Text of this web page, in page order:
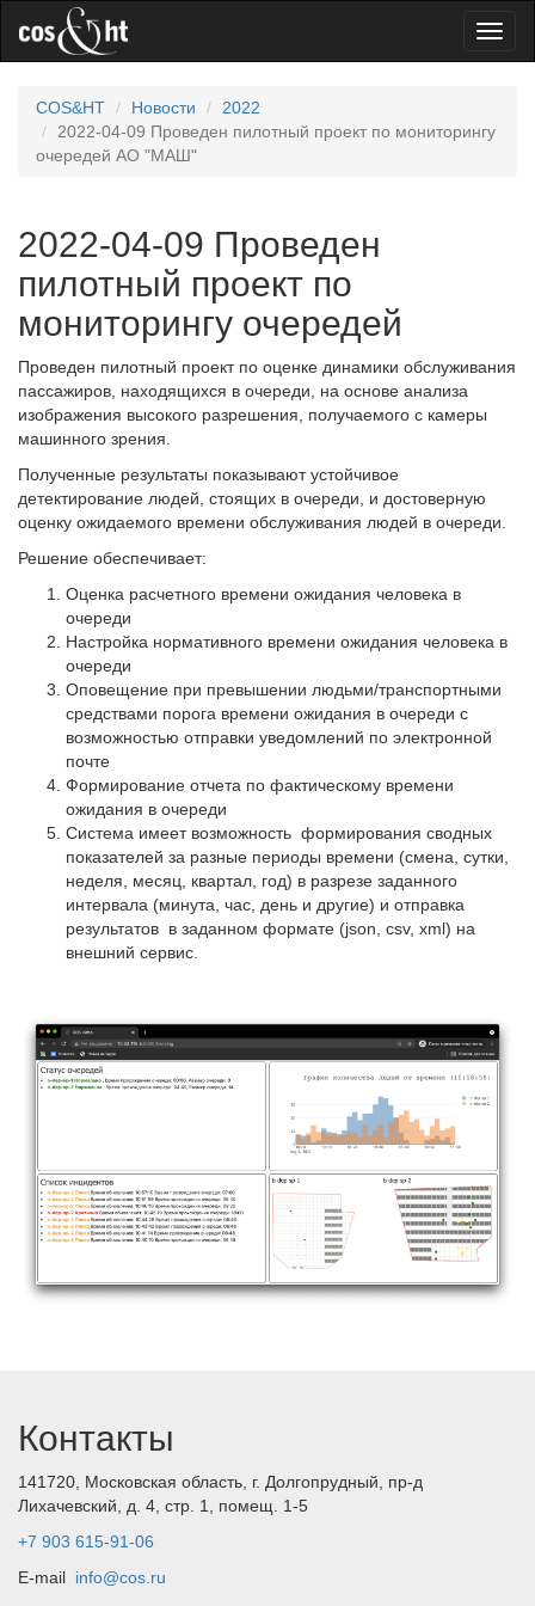
COS&HT Новости
2022
2022-04-09 Проведен пилотный проект по мониторингу
очередей АО "МАШ"
2022-04-09 Проведен
пилотный проект по
мониторингу очередей
Проведен пилотный проект по оценке динамики обслуживания
пассажиров, находящихся в очереди, на основе анализа
изображения высокого разрешения, получаемого с камеры
машинного зрения.
Полученные результаты показывают устойчивое
детектирование людей, стоящих в очереди, и достоверную
оценку ожидаемого времени обслуживания людей в очереди.
Решение обеспечивает:
Оценка расчетного времени ожидания человека в
очереди
Настройка нормативного времени ожидания человека в
очереди
Оповещение при превышении людьми/транспортными
средствами порога времени ожидания в очереди с
возможностью отправки уведомлений по электронной
почте
Формирование отчета по фактическому времени
ожидания в очереди
Система имеет возможность формирования сводных
показателей за разные периоды времени (смена, сутки,
неделя, месяц, квартал, год) в разрезе заданного
интервала (минута, час, день и другие) и отправка
результатов в заданном формате (json, csv, xml) на
внешний сервис.
Контакты
141720, Московская область, г. Долгопрудный, пр-д
Лихачевский, д. 4, стр. 1, помещ. 1-5
+7 903 615-91-06
E-mail info@cos.ru